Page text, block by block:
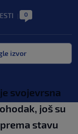
0
izvor
svojevrsna
još su
stavu